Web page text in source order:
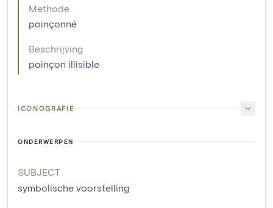
Methode
poinçonné
Beschrijving
poinçon illisible
ICONOGRAFIE
ONDERWERPEN
SUBJECT
symbolische voorstelling